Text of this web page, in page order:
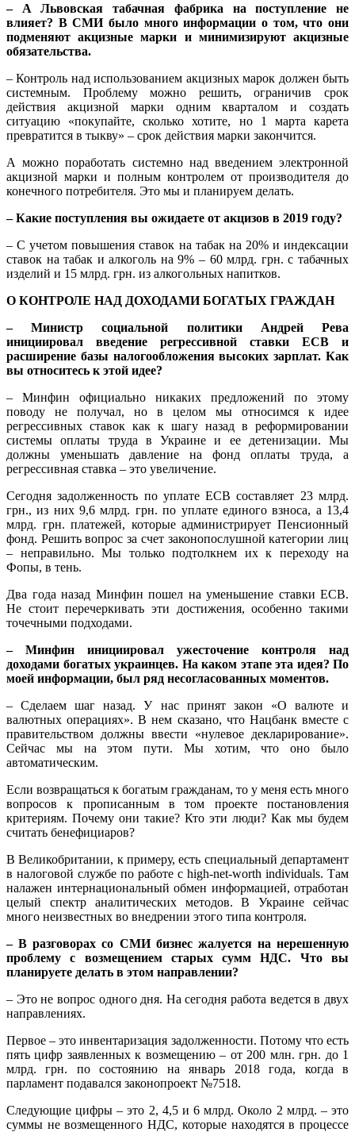
– А Львовская табачная фабрика на поступление не
влияет? В СМИ было много информации о том, что они
подменяют акцизные марки и минимизируют акцизные
обязательства.
– Контроль над использованием акцизных марок должен быть
системным. Проблему можно решить, ограничив срок
действия акцизной марки одним кварталом и создать
ситуацию «покупайте, сколько хотите, но 1 марта карета
превратится в тыкву» – срок действия марки закончится.
А можно поработать системно над введением электронной
акцизной марки и полным контролем от производителя до
конечного потребителя. Это мы и планируем делать.
– Какие поступления вы ожидаете от акцизов в 2019 году?
– С учетом повышения ставок на табак на 20% и индексации
ставок на табак и алкоголь на 9% – 60 млрд. грн. с табачных
изделий и 15 млрд. грн. из алкогольных напитков.
О КОНТРОЛЕ НАД ДОХОДАМИ БОГАТЫХ ГРАЖДАН
– Министр социальной политики Андрей Рева
инициировал введение регрессивной ставки ЕСВ и
расширение базы налогообложения высоких зарплат. Как
вы относитесь к этой идее?
– Минфин официально никаких предложений по этому
поводу не получал, но в целом мы относимся к идее
регрессивных ставок как к шагу назад в реформировании
системы оплаты труда в Украине и ее детенизации. Мы
должны уменьшать давление на фонд оплаты труда, а
регрессивная ставка – это увеличение.
Сегодня задолженность по уплате ЕСВ составляет 23 млрд.
грн., из них 9,6 млрд. грн. по уплате единого взноса, а 13,4
млрд. грн. платежей, которые администрирует Пенсионный
фонд. Решить вопрос за счет законопослушной категории лиц
– неправильно. Мы только подтолкнем их к переходу на
Фопы, в тень.
Два года назад Минфин пошел на уменьшение ставки ЕСВ.
Не стоит перечеркивать эти достижения, особенно такими
точечными подходами.
– Минфин инициировал ужесточение контроля над
доходами богатых украинцев. На каком этапе эта идея? По
моей информации, был ряд несогласованных моментов.
– Сделаем шаг назад. У нас принят закон «О валюте и
валютных операциях». В нем сказано, что Нацбанк вместе с
правительством должны ввести «нулевое декларирование».
Сейчас мы на этом пути. Мы хотим, что оно было
автоматическим.
Если возвращаться к богатым гражданам, то у меня есть много
вопросов к прописанным в том проекте постановления
критериям. Почему они такие? Кто эти люди? Как мы будем
считать бенефициаров?
В Великобритании, к примеру, есть специальный департамент
в налоговой службе по работе с high-net-worth individuals. Там
налажен интернациональный обмен информацией, отработан
целый спектр аналитических методов. В Украине сейчас
много неизвестных во внедрении этого типа контроля.
– В разговорах со СМИ бизнес жалуется на нерешенную
проблему с возмещением старых сумм НДС. Что вы
планируете делать в этом направлении?
– Это не вопрос одного дня. На сегодня работа ведется в двух
направлениях.
Первое – это инвентаризация задолженности. Потому что есть
пять цифр заявленных к возмещению – от 200 млн. грн. до 1
млрд. грн. по состоянию на январь 2018 года, когда в
парламент подавался законопроект №7518.
Следующие цифры – это 2, 4,5 и 6 млрд. Около 2 млрд. – это
суммы не возмещенного НДС, которые находятся в процессе